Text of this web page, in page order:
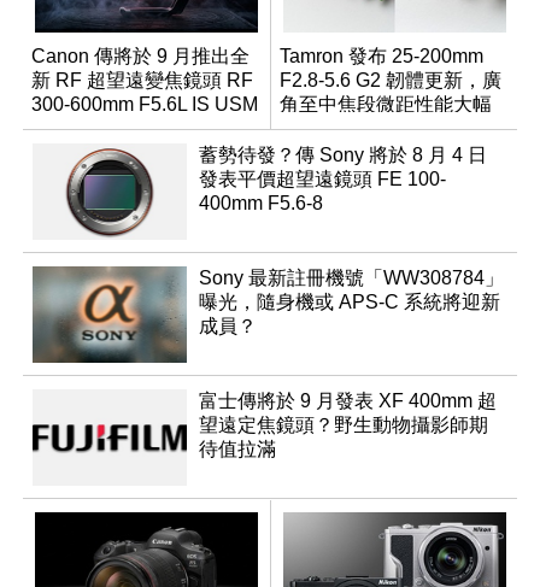
Canon 傳將於 9 月推出全
新 RF 超望遠變焦鏡頭 RF
300-600mm F5.6L IS USM
Tamron 發布 25-200mm
F2.8-5.6 G2 韌體更新，廣
角至中焦段微距性能大幅
升級
蓄勢待發？傳 Sony 將於 8 月 4 日
發表平價超望遠鏡頭 FE 100-
400mm F5.6-8
Sony 最新註冊機號「WW308784」
曝光，隨身機或 APS-C 系統將迎新
成員？
富士傳將於 9 月發表 XF 400mm 超
望遠定焦鏡頭？野生動物攝影師期
待值拉滿